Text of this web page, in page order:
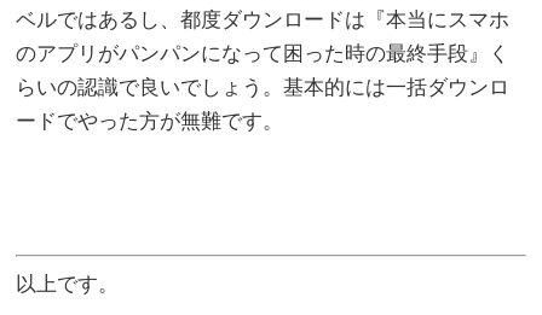
ベルではあるし、都度ダウンロードは『本当にスマホ
のアプリがパンパンになって困った時の最終手段』く
らいの認識で良いでしょう。基本的には一括ダウンロ
ードでやった方が無難です。
以上です。